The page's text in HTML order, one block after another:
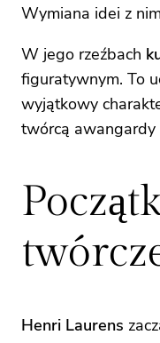
Wymiana idei z
W jego rzeźbach
figuratywnym. To
wyjątkowy
twórcą awangardy
Henri Laurens